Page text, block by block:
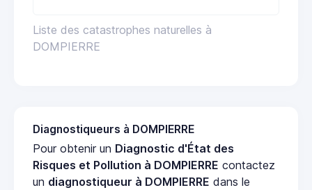
Liste des catastrophes naturelles à
DOMPIERRE
Diagnostiqueurs à DOMPIERRE
Pour obtenir un Diagnostic d'État des
Risques et Pollution à DOMPIERRE contactez
un diagnostiqueur à DOMPIERRE dans le